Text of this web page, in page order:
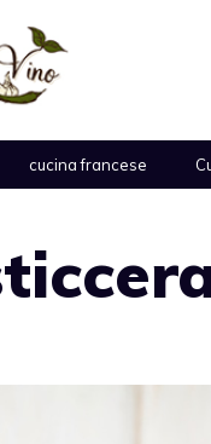
cucina francese